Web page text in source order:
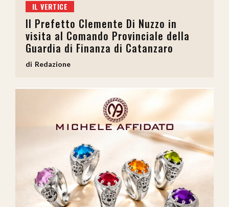
IL VERTICE
Il Prefetto Clemente Di Nuzzo in
visita al Comando Provinciale della
Guardia di Finanza di Catanzaro
Redazione